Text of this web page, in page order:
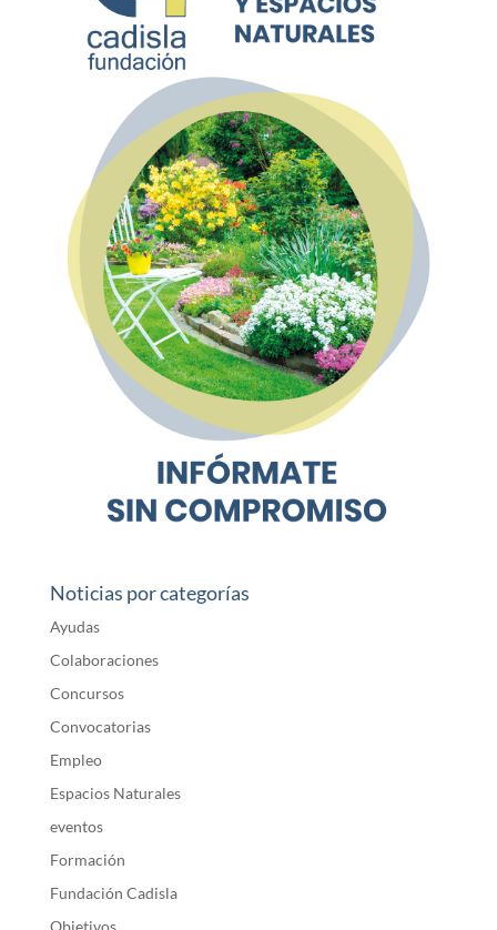
Noticias por categorías
Ayudas
Colaboraciones
Concursos
Convocatorias
Empleo
Espacios Naturales
eventos
Formación
Fundación Cadisla
Objetivos